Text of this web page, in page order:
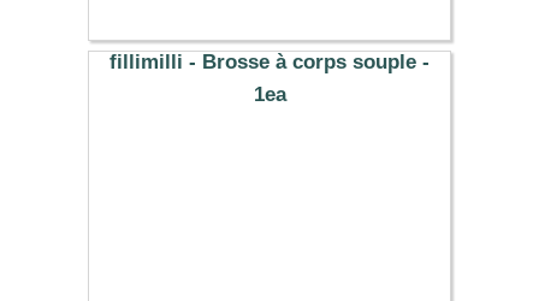
fillimilli - Brosse à corps souple -
1ea